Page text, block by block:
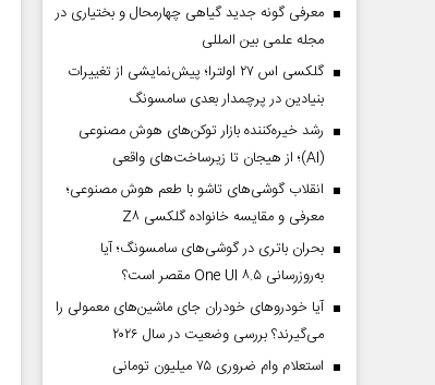
معرفی گونه جدید گیاهی چهارمحال و بختیاری در
مجله علمی بین المللی
گلکسی اس ۲۷ اولترا؛ پیش‌نمایشی از تغییرات
بنیادین در پرچمدار بعدی سامسونگ
رشد خیره‌کننده بازار توکن‌های هوش مصنوعی
(AI)؛ از هیجان تا زیرساخت‌های واقعی
انقلاب گوشی‌های تاشو‌ با طعم هوش مصنوعی؛
معرفی و مقایسه خانواده گلکسی Z۸
بحران باتری در گوشی‌های سامسونگ؛ آیا
به‌روزرسانی One UI ۸.۵ مقصر است؟
آیا خودروهای خودران جای ماشین‌های معمولی را
می‌گیرند؟ بررسی وضعیت در سال ۲۰۲۶
استعلام وام ضروری ۷۵ میلیون تومانی